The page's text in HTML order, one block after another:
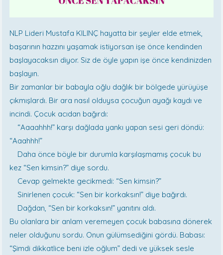
NLP Lideri Mustafa KILINÇ hayatta bir şeyler elde etmek,
başarının hazzını yaşamak istiyorsan işe önce kendinden
başlayacaksın diyor. Siz de öyle yapın işe önce kendinizden
başlayın.
Bir zamanlar bir babayla oğlu dağlık bir bölgede yürüyüşe
çıkmışlardı. Bir ara nasıl olduysa çocuğun ayağı kaydı ve
incindi. Çocuk acıdan bağırdı:
“Aaaahhh!” karşı dağlada yankı yapan sesi geri döndü:
“Aaahhh!”
Daha önce böyle bir durumla karşılaşmamış çocuk bu
kez “Sen kimsin?” diye sordu.
Cevap gelmekte gecikmedi: “Sen kimsin?”
Sinirlenen çocuk: “Sen bir korkaksın!” diye bağırdı.
Dağdan, “Sen bir korkaksın!” yanıtını aldı.
Bu olanlara bir anlam veremeyen çocuk babasına dönerek
neler olduğunu sordu. Onun gülümsediğini gördü. Babası:
“Şimdi dikkatlice beni izle oğlum” dedi ve yüksek sesle